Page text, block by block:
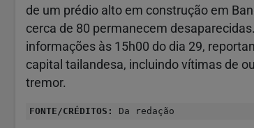
de um prédio alto em construção em
cerca de 80 permanecem
informações às 15h00 do dia 29,
capital tailandesa, incluindo vítimas de
tremor.
FONTE/CRÉDITOS: Da redação